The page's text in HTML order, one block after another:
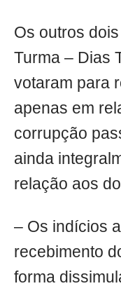
Os outros
Turma – Dias
votaram para
apenas em
corrupção
ainda
relação aos
– Os indícios
recebimento
forma